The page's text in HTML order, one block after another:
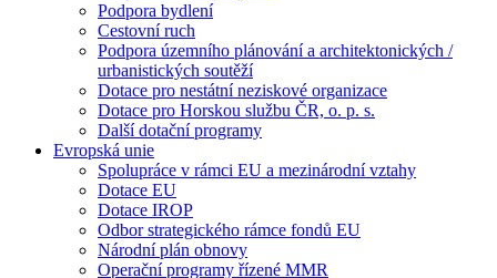
Podpora bydlení
Cestovní ruch
Podpora územního plánování a architektonických /
urbanistických soutěží
Dotace pro nestátní neziskové organizace
Dotace pro Horskou službu ČR, o. p. s.
Další dotační programy
Evropská unie
Spolupráce v rámci EU a mezinárodní vztahy
Dotace EU
Dotace IROP
Odbor strategického rámce fondů EU
Národní plán obnovy
Operační programy řízené MMR